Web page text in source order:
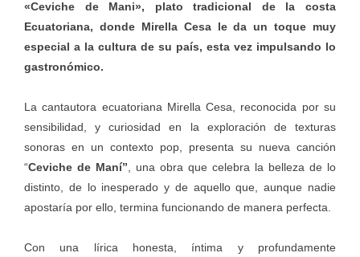
«Ceviche de Mani», plato tradicional de la costa
Ecuatoriana, donde Mirella Cesa le da un toque muy
especial a la cultura de su país, esta vez impulsando lo
gastronómico.
La cantautora ecuatoriana Mirella Cesa, reconocida por su
sensibilidad, y curiosidad en la exploración de texturas
sonoras en un contexto pop, presenta su nueva canción
“Ceviche de Maní” , una obra que celebra la belleza de lo
distinto, de lo inesperado y de aquello que, aunque nadie
apostaría por ello, termina funcionando de manera perfecta.
Con una lírica honesta, íntima y profundamente